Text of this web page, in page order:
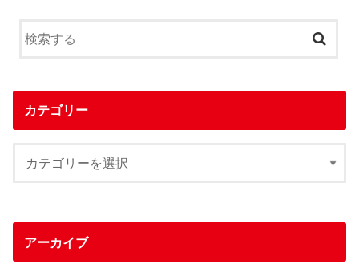
カテゴリー
アーカイブ